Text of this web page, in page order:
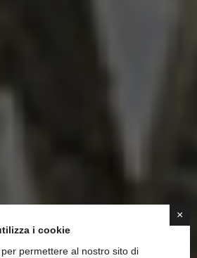
×
i cookie
permettere al nostro sito di